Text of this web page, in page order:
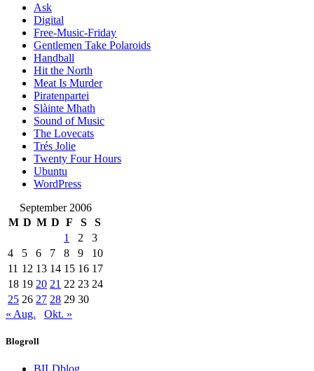
Ask
Digital
Free-Music-Friday
Gentlemen Take Polaroids
Handball
Hit the North
Meat Is Murder
Piratenpartei
Slàinte Mhath
Sound of Music
The Lovecats
Trés Jolie
Twenty Four Hours
Ubuntu
WordPress
September 2006
M D M D F S
S
1
2
3
4
5 6 7 8 9
10
11 12 13 14 15 16 17
18 19 20 21 22 23 24
25 26 27 28 29 30
« Aug.
Okt. »
Blogroll